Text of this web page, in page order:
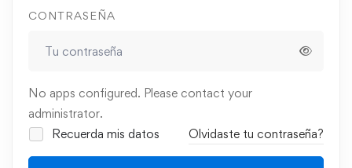
CONTRASEÑA
No apps configured. Please contact your
administrator.
Recuerda mis datos
Olvidaste tu contraseña?